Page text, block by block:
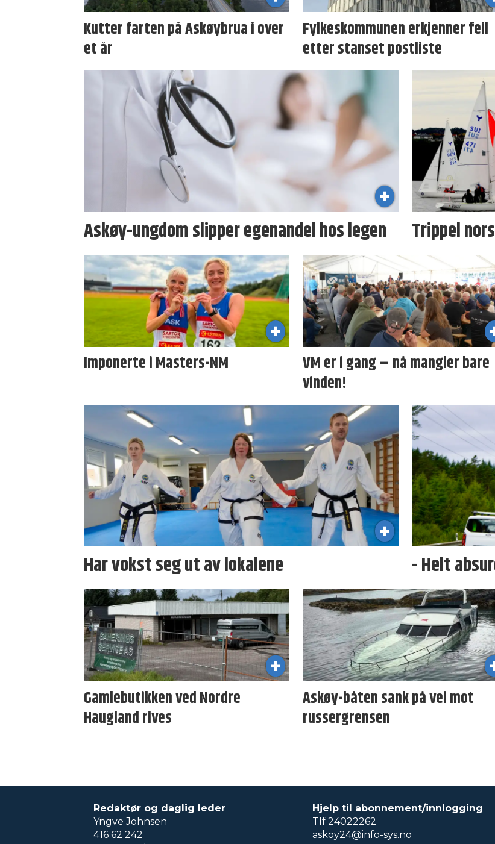
Kutter farten på Askøybrua i over
et år
Fylkeskommunen erkjenner feil
etter stanset postliste
Askøy-ungdom slipper egenandel hos legen Trippel
Imponerte i Masters-NM
VM er i gang – nå mangler bare
vinden!
Har vokst seg ut av lokalene - Helt
Gamlebutikken ved Nordre
Haugland rives
Askøy-båten sank på vei mot
russergrensen
Redaktør og daglig leder
Yngve Johnsen
416 62 242
Hjelp til abonnement/innlogging
Tlf 24022262
askoy24@info-sys.no